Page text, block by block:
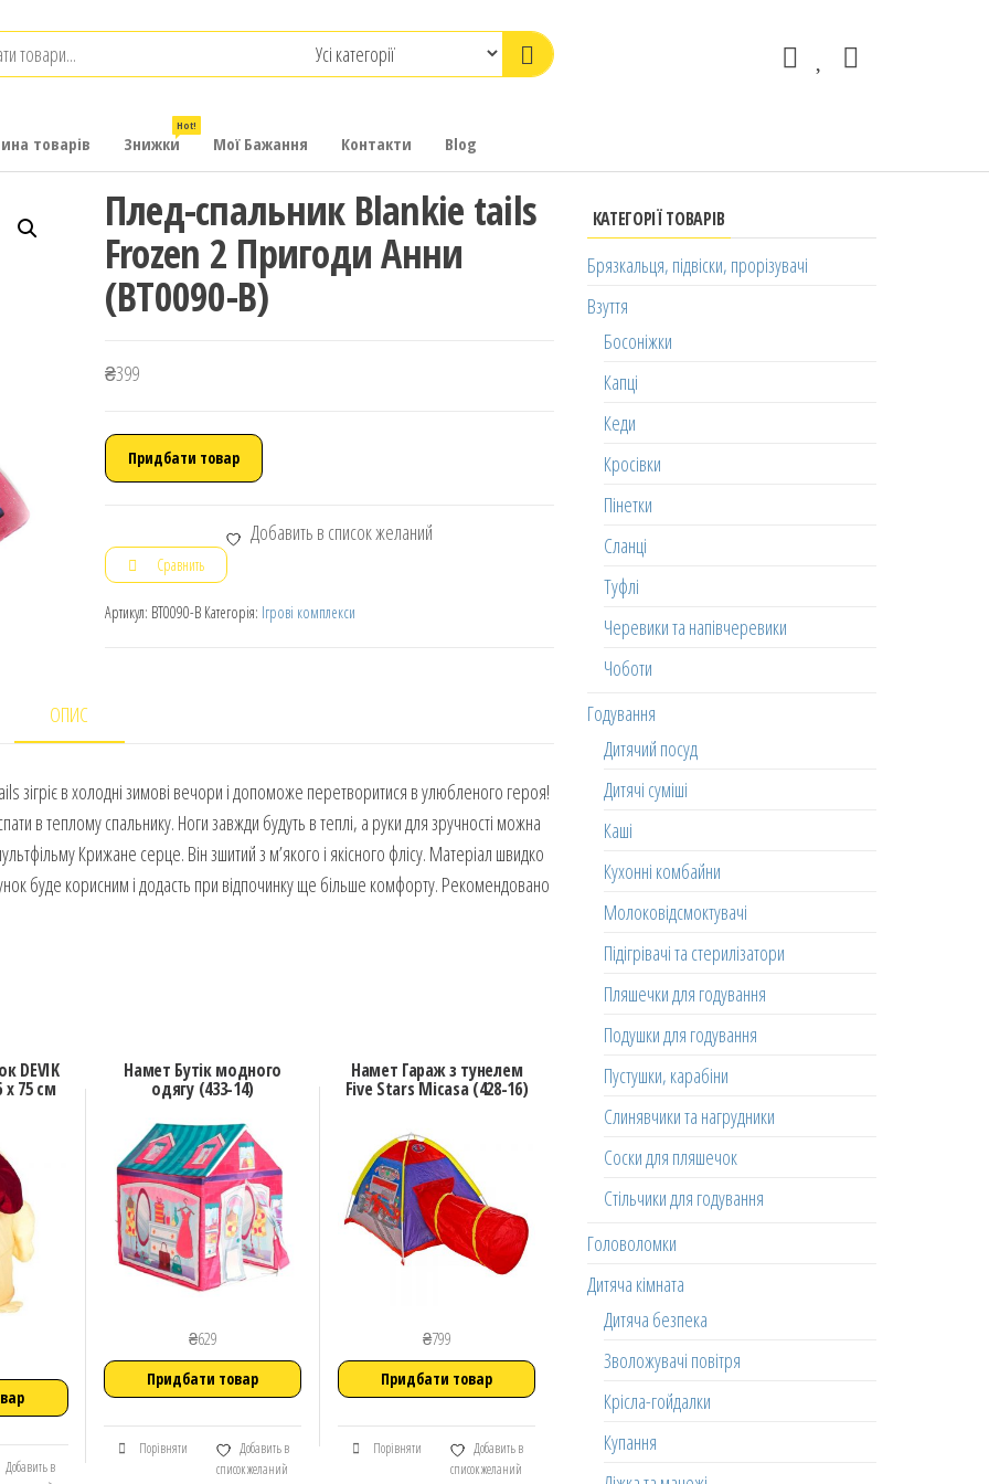
товарів Знижки
Hot!
Мої Бажання Контакти Blog
Плед-спальник Blankie tails
Frozen 2 Пригоди Анни
(BT0090-B)
₴399
Придбати товар
Добавить в список желаний
Сравнить
Артикул: BT0090-B Категорія: Ігрові комплекси
ОПИС
зігріє в холодні зимові вечори і допоможе перетворитися в улюбленого героя!
в теплому спальнику. Ноги завжди будуть в теплі, а руки для зручності можна
Крижане серце. Він зшитий з м’якого і якісного флісу. Матеріал швидко
буде корисним і додасть при відпочинку ще більше комфорту. Рекомендовано
DEVIK
х 75 см
Добавить в
Намет Бутік модного
одягу (433-14)
₴629
Придбати товар
Порівняти
Добавить в
список желаний
Намет Гараж з тунелем
Five Stars Micasa (428-16)
₴799
Придбати товар
Порівняти
Добавить в
список желаний
КАТЕГОРІЇ ТОВАРІВ
Брязкальця, підвіски, прорізувачі
Взуття
Босоніжки
Капці
Кеди
Кросівки
Пінетки
Сланці
Туфлі
Черевики та напівчеревики
Чоботи
Годування
Дитячий посуд
Дитячі суміші
Каші
Кухонні комбайни
Молоковідсмоктувачі
Підігрівачі та стерилізатори
Пляшечки для годування
Подушки для годування
Пустушки, карабіни
Слинявчики та нагрудники
Соски для пляшечок
Стільчики для годування
Головоломки
Дитяча кімната
Дитяча безпека
Зволожувачі повітря
Крісла-гойдалки
Купання